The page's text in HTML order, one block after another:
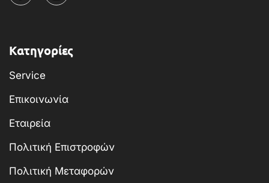
Κατηγορίες
Service
Επικοινωνία
Εταιρεία
Πολιτική Επιστροφών
Πολιτική Μεταφορών